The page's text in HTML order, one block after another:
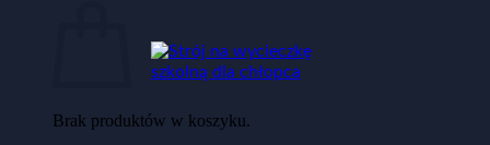
Brak produktów w koszyku.